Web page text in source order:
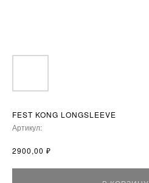
FEST KONG LONGSLEEVE
Артикул:
2900,00 ₽